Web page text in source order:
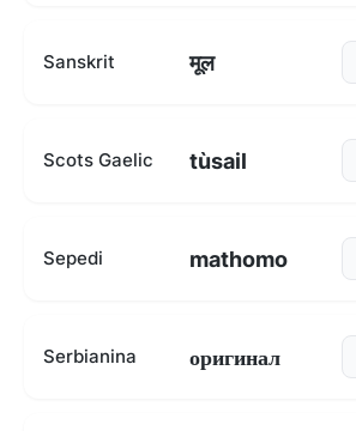
Sanskrit मूल
Scots Gaelic tùsail
Sepedi mathomo
Serbianina оригинал